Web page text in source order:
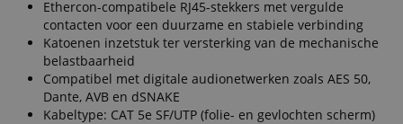
Ethercon-compatibele RJ45-stekkers met vergulde
contacten voor een duurzame en stabiele verbinding
Katoenen inzetstuk ter versterking van de mechanische
belastbaarheid
Compatibel met digitale audionetwerken zoals AES 50,
Dante, AVB en dSNAKE
Kabeltype: CAT 5e SF/UTP (folie- en gevlochten scherm)